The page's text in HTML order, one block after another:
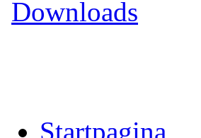
Startpagina